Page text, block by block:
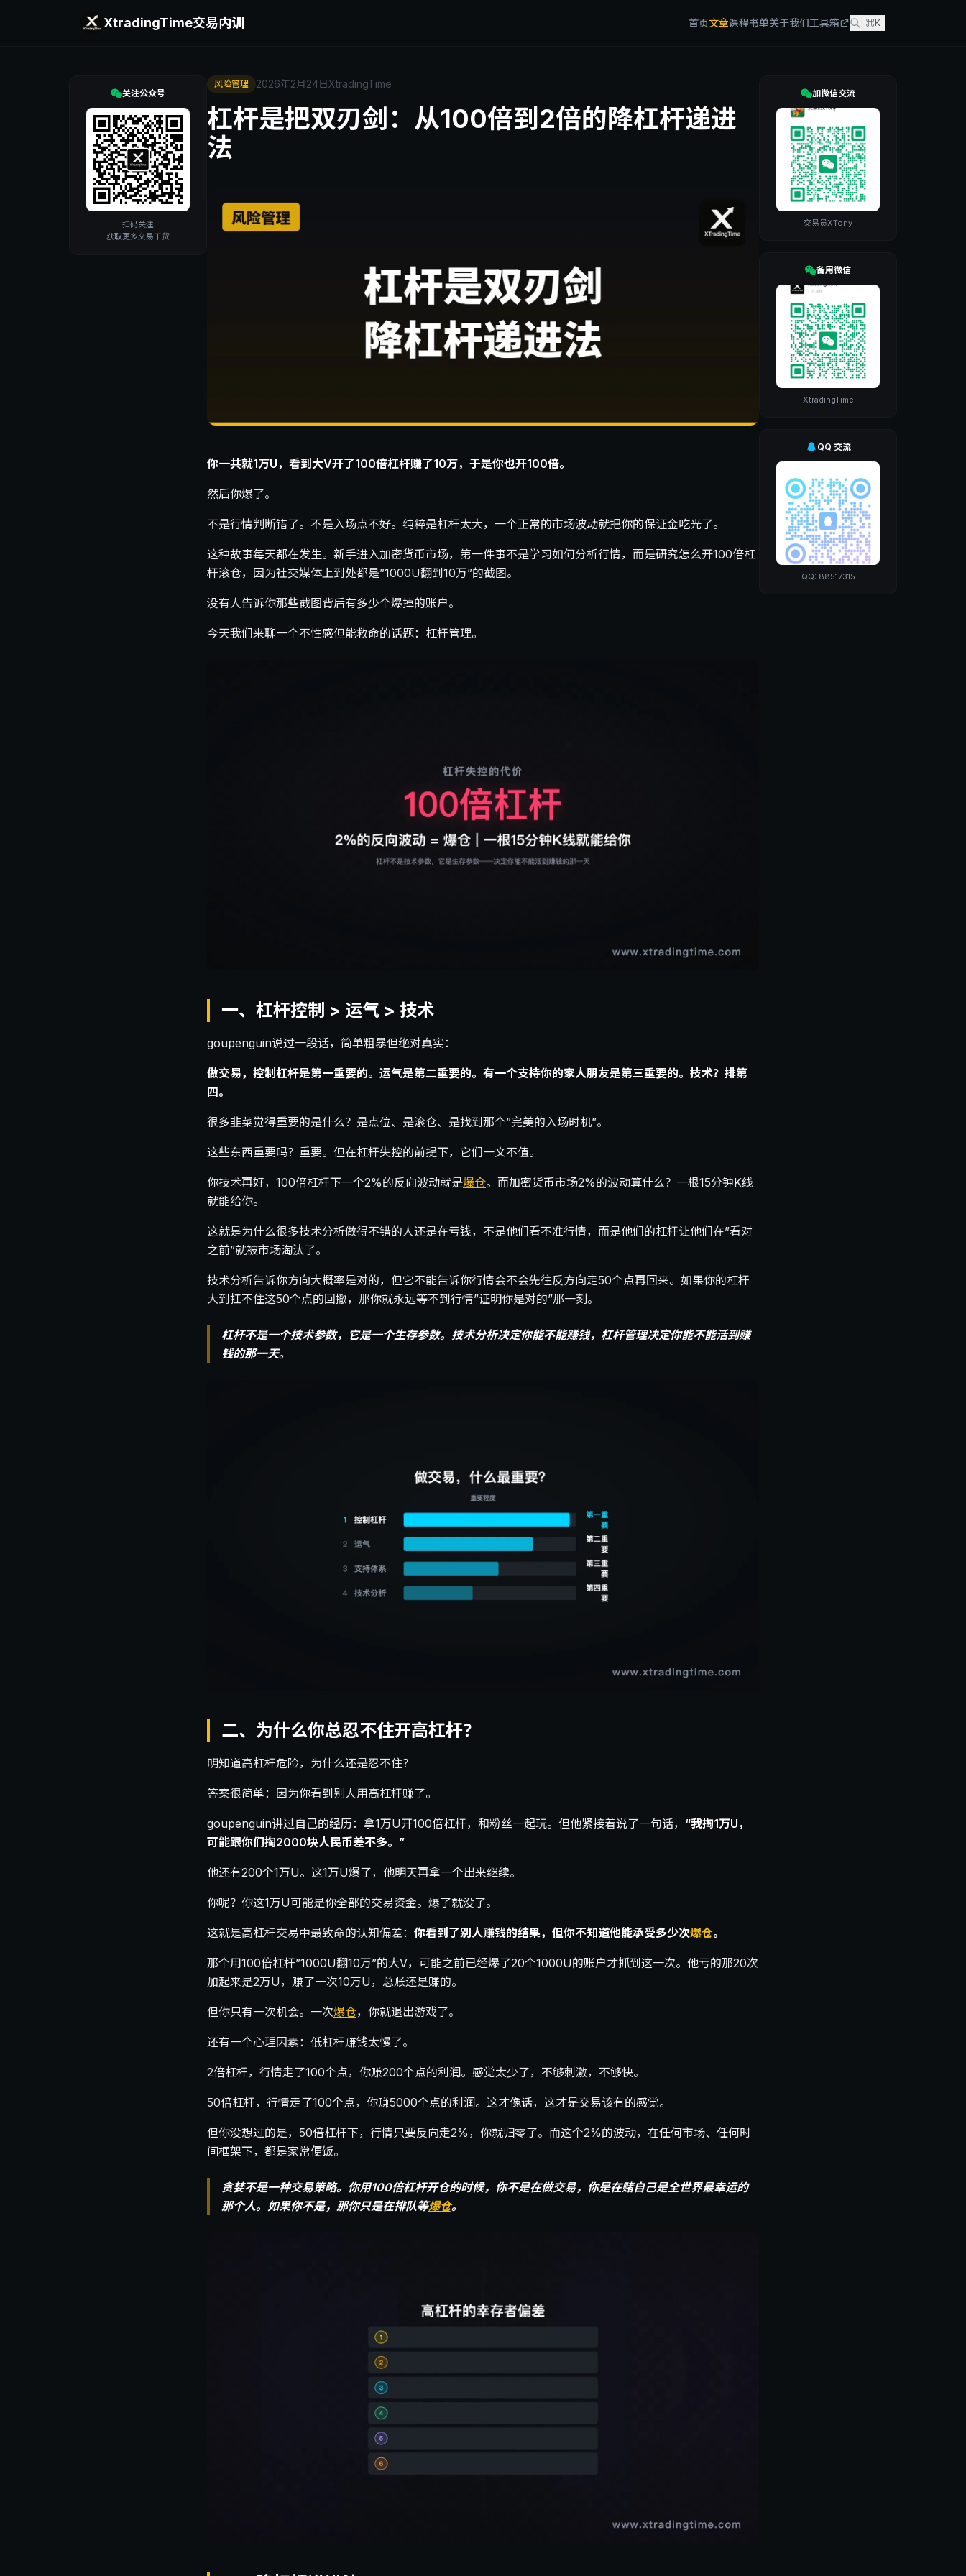
XtradingTime交易内训 首页文章课程书单关于我们工具箱 ⌘K
关注公众号
扫码关注
获取更多交易干货
风险管理 2026年2月24日XtradingTime
杠杆是把双刃剑：从100倍到2倍的降杠杆递进
法
你一共就1万U，看到大V开了100倍杠杆赚了10万，于是你也开100倍。
然后你爆了。
不是行情判断错了。不是入场点不好。纯粹是杠杆太大，一个正常的市场波动就把你的保证金吃光了。
这种故事每天都在发生。新手进入加密货币市场，第一件事不是学习如何分析行情，而是研究怎么开100倍杠
杆滚仓，因为社交媒体上到处都是”1000U翻到10万”的截图。
没有人告诉你那些截图背后有多少个爆掉的账户。
今天我们来聊一个不性感但能救命的话题：杠杆管理。
一、杠杆控制 > 运气 > 技术
goupenguin说过一段话，简单粗暴但绝对真实：
做交易，控制杠杆是第一重要的。运气是第二重要的。有一个支持你的家人朋友是第三重要的。技术？排第
四。
很多韭菜觉得重要的是什么？是点位、是滚仓、是找到那个”完美的入场时机”。
这些东西重要吗？重要。但在杠杆失控的前提下，它们一文不值。
你技术再好，100倍杠杆下一个2%的反向波动就是爆仓。而加密货币市场2%的波动算什么？一根15分钟K线
就能给你。
这就是为什么很多技术分析做得不错的人还是在亏钱，不是他们看不准行情，而是他们的杠杆让他们在”看对
之前”就被市场淘汰了。
技术分析告诉你方向大概率是对的，但它不能告诉你行情会不会先往反方向走50个点再回来。如果你的杠杆
大到扛不住这50个点的回撤，那你就永远等不到行情”证明你是对的”那一刻。
杠杆不是一个技术参数，它是一个生存参数。技术分析决定你能不能赚钱，杠杆管理决定你能不能活到赚
钱的那一天。
二、为什么你总忍不住开高杠杆？
明知道高杠杆危险，为什么还是忍不住？
答案很简单：因为你看到别人用高杠杆赚了。
goupenguin讲过自己的经历：拿1万U开100倍杠杆，和粉丝一起玩。但他紧接着说了一句话， “我掏1万U，
可能跟你们掏2000块人民币差不多。”
他还有200个1万U。这1万U爆了，他明天再拿一个出来继续。
你呢？你这1万U可能是你全部的交易资金。爆了就没了。
这就是高杠杆交易中最致命的认知偏差： 你看到了别人赚钱的结果，但你不知道他能承受多少次爆仓。
那个用100倍杠杆”1000U翻10万”的大V，可能之前已经爆了20个1000U的账户才抓到这一次。他亏的那20次
加起来是2万U，赚了一次10万U，总账还是赚的。
但你只有一次机会。一次爆仓，你就退出游戏了。
还有一个心理因素：低杠杆赚钱太慢了。
2倍杠杆，行情走了100个点，你赚200个点的利润。感觉太少了，不够刺激，不够快。
50倍杠杆，行情走了100个点，你赚5000个点的利润。这才像话，这才是交易该有的感觉。
但你没想过的是，50倍杠杆下，行情只要反向走2%，你就归零了。而这个2%的波动，在任何市场、任何时
间框架下，都是家常便饭。
贪婪不是一种交易策略。你用100倍杠杆开仓的时候，你不是在做交易，你是在赌自己是全世界最幸运的
那个人。如果你不是，那你只是在排队等爆仓。
加微信交流
交易员XTony
备用微信
XtradingTime
QQ 交流
QQ: 88517315